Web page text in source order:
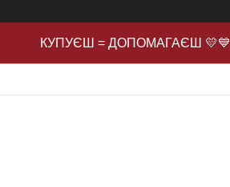
КУПУЄШ = ДОПОМАГАЄШ 💛💙